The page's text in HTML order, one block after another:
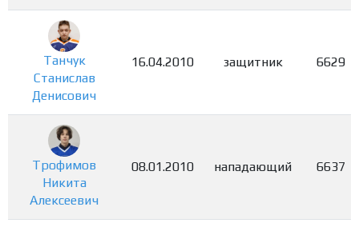
Танчук
Станислав
Денисович
16.04.2010 защитник 6629
Трофимов
Никита
Алексеевич
08.01.2010 нападающий 6637